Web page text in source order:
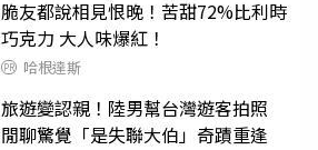
脆友都說相見恨晚！苦甜72%比利時
巧克力 大人味爆紅！
哈根達斯
旅遊變認親！陸男幫台灣遊客拍照
閒聊驚覺「是失聯大伯」奇蹟重逢